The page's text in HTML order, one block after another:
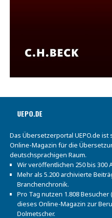
UEPO.DE
Das Übersetzerportal UEPO.de
Online-Magazin für die
deutschsprachigen Raum.
Wir veröffentlichen 250 bis 300
Mehr als 5.200 archivierte
Branchenchronik.
Pro Tag nutzen 1.808 Besucher
dieses Online-Magazin zur
Dolmetscher.